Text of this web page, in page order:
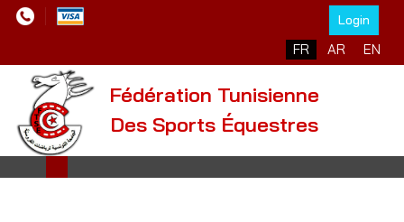
Login
Sélectionnez votre
FR AR EN
Fédération Tunisienne
Des Sports Équestres